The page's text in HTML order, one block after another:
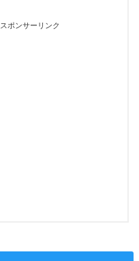
スポンサーリンク